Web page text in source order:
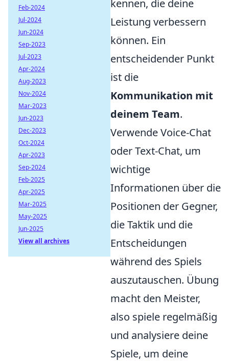
kennen, die deine
Leistung verbessern
können. Ein
entscheidender Punkt
ist die
Kommunikation mit
deinem Team.
Verwende Voice-Chat
oder Text-Chat, um
wichtige
Informationen über die
Positionen der Gegner,
die Taktik und die
Entscheidungen
während des Spiels
auszutauschen. Übung
macht den Meister,
also spiele regelmäßig
und analysiere deine
Spiele, um deine
Feb-2024
Jul-2024
Jun-2024
Sep-2023
Jul-2023
Apr-2024
Aug-2023
Nov-2024
Mar-2023
Jun-2023
Dec-2023
Oct-2024
Apr-2023
Sep-2024
Feb-2025
Apr-2025
Mar-2025
May-2025
Jun-2025
View all archives